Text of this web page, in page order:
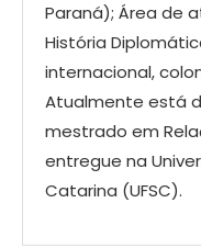
Paraná); Área de
História
internacional,
Atualmente está
mestrado em
entregue na
Catarina (UFSC).